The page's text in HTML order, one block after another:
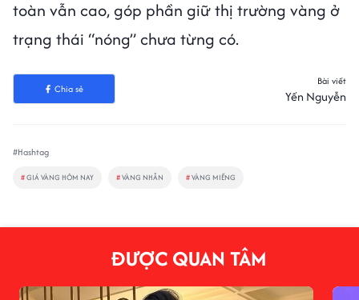
toàn vẫn cao, góp phần giữ thị trường vàng ở
trạng thái “nóng” chưa từng có.
Chia sẻ
Bài viết
Yến Nguyễn
#Hashtag
#GIÁ VÀNG HÔM NAY #VÀNG NHẪN #VÀNG MIẾNG
ĐƯỢC QUAN TÂM